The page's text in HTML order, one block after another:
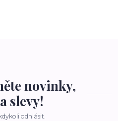
novinky,
slevy!
odhlásit.